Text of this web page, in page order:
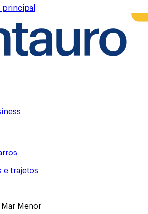
principal
e trajetos
Mar Menor